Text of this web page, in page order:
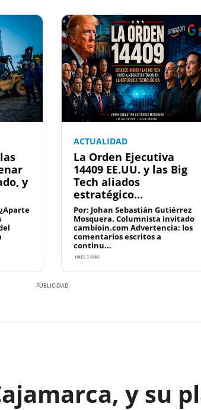
y
ACTUALIDAD
La Orden Ejecutiva
14409 EE.UU. y las Big
Tech aliados
estratégico...
Por: Johan Sebastián Gutiérrez
Mosquera. Columnista invitado
cambioin.com Advertencia: los
comentarios escritos a
continu...
HACE 3 DÍAS
y su